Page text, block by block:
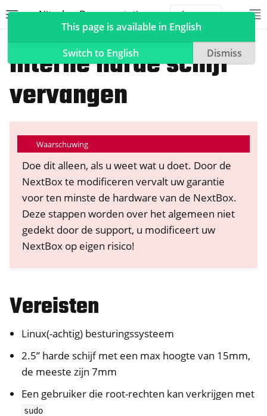
Nitrokey Documentation
navigation of NitroTelefoon, NitroTablet
navigation of NextBox
navigation of Synchronisatie Desktop en Mobiel
Interne harde schijf
vervangen
Waarschuwing
Doe dit alleen, als u weet wat u doet. Door de
NextBox te modificeren vervalt uw garantie
voor ten minste de hardware van de NextBox.
Deze stappen worden over het algemeen niet
gedekt door de support, u modificeert uw
NextBox op eigen risico!
Vereisten
Linux(-achtig) besturingssysteem
2.5’’ harde schijf met een max hoogte van 15mm,
de meeste zijn 7mm
Een gebruiker die root-rechten kan verkrijgen met
sudo
This page is available in English
Switch to English
Dismiss